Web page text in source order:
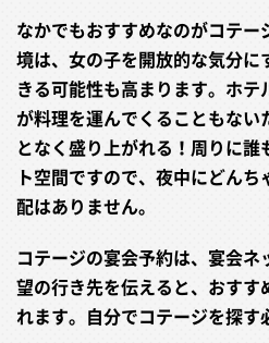
なかでもおすすめなのがコテ
境は、女の子を開放的な気分
きる可能性も高まります。ホ
が料理を運んでくることもない
となく盛り上がれる！周りに
ト空間ですので、夜中にどん
配はありません。
コテージの宴会予約は、宴会
望の行き先を伝えると、おすす
れます。自分でコテージを探す